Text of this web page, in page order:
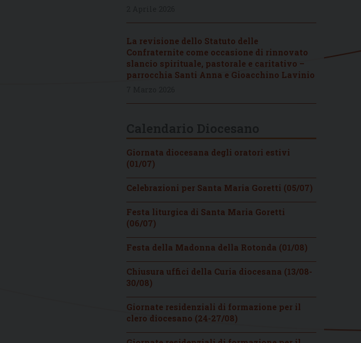
La revisione dello Statuto delle
Confraternite come occasione di rinnovato
slancio spirituale, pastorale e caritativo –
parrocchia Santi Anna e Gioacchino Lavinio
Giornata diocesana degli oratori estivi
(01/07)
Celebrazioni per Santa Maria Goretti (05/07)
Festa liturgica di Santa Maria Goretti
(06/07)
Festa della Madonna della Rotonda (01/08)
Chiusura uffici della Curia diocesana (13/08-
30/08)
Giornate residenziali di formazione per il
clero diocesano (24-27/08)